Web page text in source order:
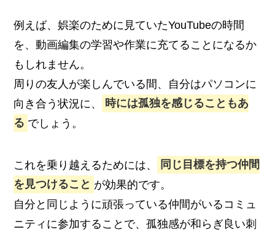
例えば、娯楽のために見ていたYouTubeの時間
を、動画編集の学習や作業に充てることになるか
もしれません。
周りの友人が楽しんでいる間、自分はパソコンに
向き合う状況に、
時には孤独を感じることもあ
る でしょう。
これを乗り越えるためには、
同じ目標を持つ仲間
を見つけること が効果的です。
自分と同じように頑張っている仲間がいるコミュ
ニティに参加することで、孤独感が和らぎ良い刺